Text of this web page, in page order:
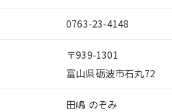
0763-23-4148
〒939-1301
富山県砺波市石丸72
田嶋 のぞみ